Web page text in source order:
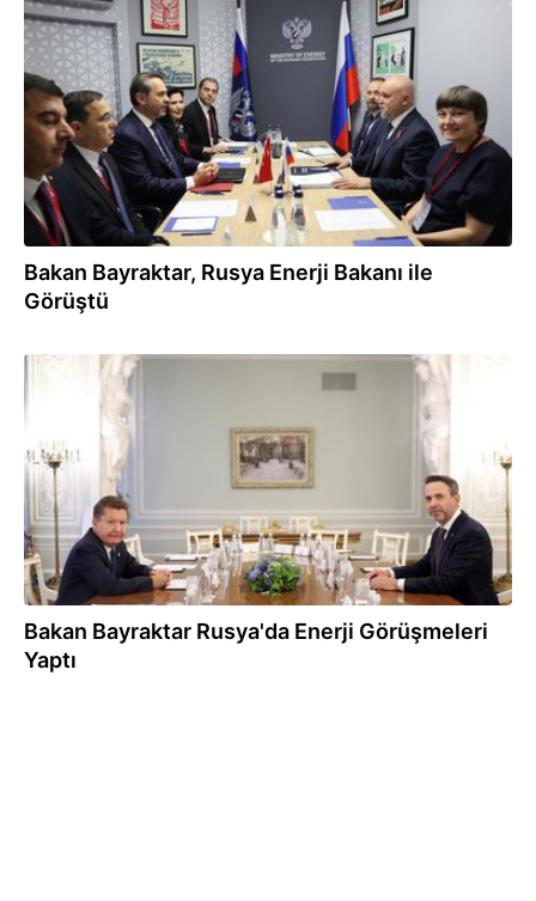
20.06.2025
Bakan Bayraktar, Rusya Enerji Bakanı ile
Görüştü
19.06.2025
Bakan Bayraktar Rusya'da Enerji Görüşmeleri
Yaptı